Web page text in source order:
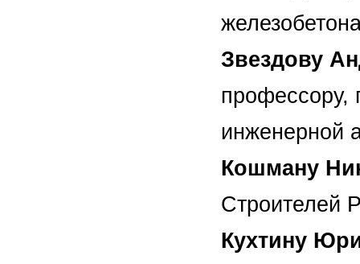
Звездову
профессору,
инженерной
Кошману
Строителей
Кухтину